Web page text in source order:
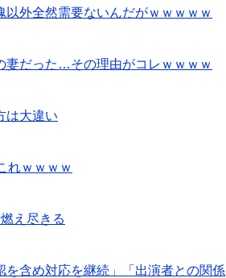
以外全然需要ないんだがｗｗｗｗｗ
妻だった…その理由がコレｗｗｗｗ
は大違い
れｗｗｗｗ
え尽きる
含め対応を継続」「出演者との関係